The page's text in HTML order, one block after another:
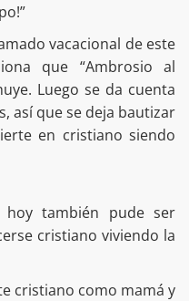
vacacional de este
que “Ambrosio al
Luego se da cuenta
así que se deja bautizar
en cristiano siendo
hoy también pude ser
cristiano viviendo la
cristiano como mamá y